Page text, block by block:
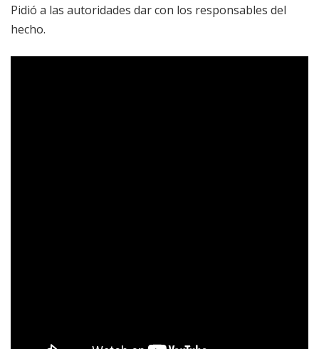
Pidió a las autoridades dar con los responsables del
hecho.